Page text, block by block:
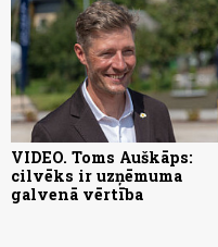
VIDEO. Toms Auškāps:
cilvēks ir uzņēmuma
galvenā vērtība